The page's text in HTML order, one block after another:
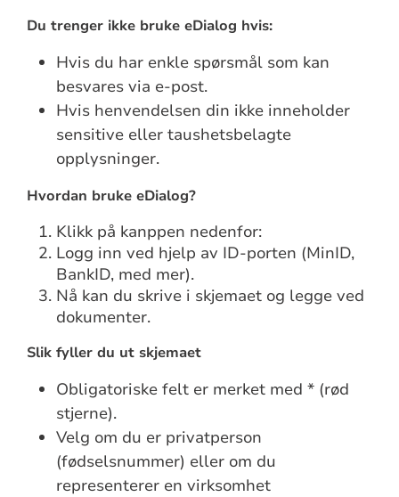
Du trenger ikke bruke eDialog hvis:
Hvis du har enkle spørsmål som kan
besvares via e-post.
Hvis henvendelsen din ikke inneholder
sensitive eller taushetsbelagte
opplysninger.
Hvordan bruke eDialog?
Klikk på kanppen nedenfor:
Logg inn ved hjelp av ID-porten (MinID,
BankID, med mer).
Nå kan du skrive i skjemaet og legge ved
dokumenter.
Slik fyller du ut skjemaet
Obligatoriske felt er merket med * (rød
stjerne).
Velg om du er privatperson
(fødselsnummer) eller om du
representerer en virksomhet